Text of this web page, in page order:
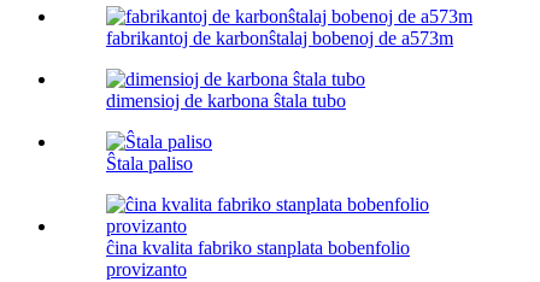
fabrikantoj de karbonŝtalaj bobenoj de a573m
dimensioj de karbona ŝtala tubo
Ŝtala paliso
ĉina kvalita fabriko stanplata bobenfolio
provizanto